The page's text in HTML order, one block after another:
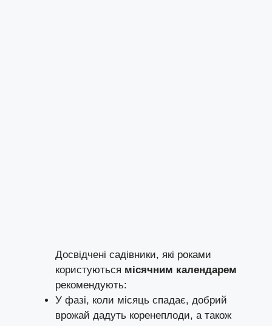
Досвідчені садівники, які роками
користуються місячним календарем
рекомендують:
У фазі, коли місяць спадає, добрий
врожай дадуть коренеплоди, а також